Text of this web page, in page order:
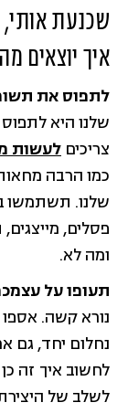
שכנעת
איך יוצאים
לתפוס את
שלנו היא
צריכים לעשות
כמו הרבה
שלנו. תשתמשו
פסלים,
ומה לא.
תעופו על
נורא קשה. אספו
נחלום יחד, גם
לחשוב איך זה
לשלב של